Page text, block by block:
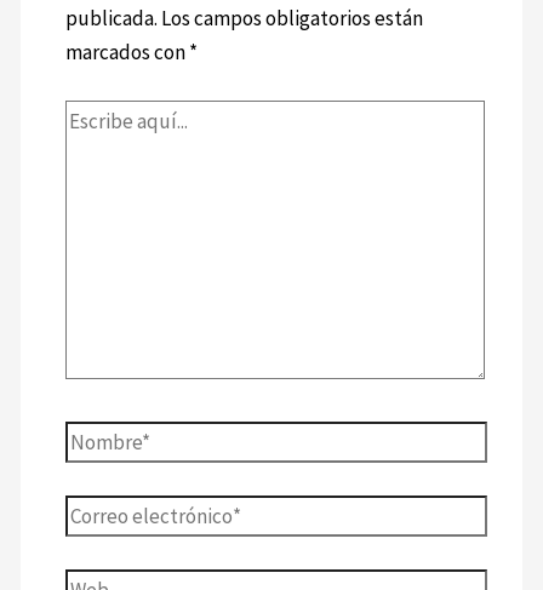
publicada. Los campos obligatorios están
marcados con*